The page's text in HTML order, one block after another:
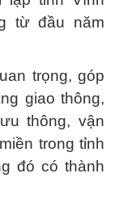
từ đầu năm
trọng, góp
giao thông,
thông, vận
trong tỉnh
đó có thành